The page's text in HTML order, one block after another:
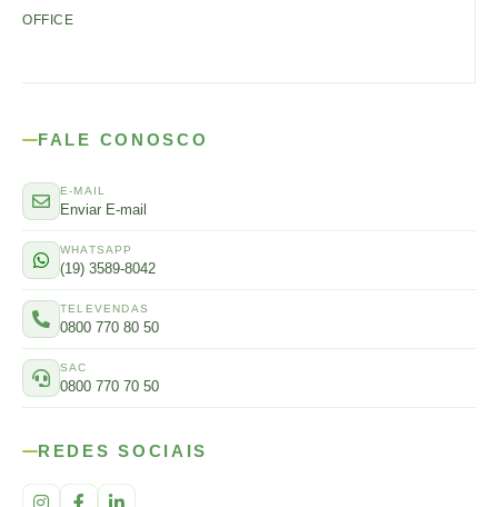
OFFICE
FALE CONOSCO
E-MAIL
Enviar E-mail
WHATSAPP
(19) 3589-8042
TELEVENDAS
0800 770 80 50
SAC
0800 770 70 50
REDES SOCIAIS